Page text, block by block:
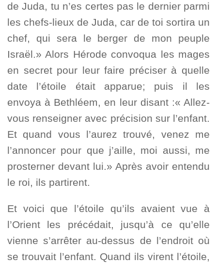
de Juda, tu n’es certes pas le dernier parmi
les chefs-lieux de Juda, car de toi sortira un
chef, qui sera le berger de mon peuple
Israël.» Alors Hérode convoqua les mages
en secret pour leur faire préciser à quelle
date l’étoile était apparue; puis il les
envoya à Bethléem, en leur disant :« Allez-
vous renseigner avec précision sur l’enfant.
Et quand vous l’aurez trouvé, venez me
l’annoncer pour que j’aille, moi aussi, me
prosterner devant lui.» Après avoir entendu
le roi, ils partirent.
Et voici que l’étoile qu’ils avaient vue à
l’Orient les précédait, jusqu’à ce qu’elle
vienne s’arrêter au-dessus de l’endroit où
se trouvait l’enfant. Quand ils virent l’étoile,